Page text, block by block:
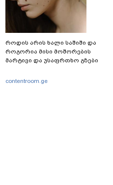
როდის არის ხალი საშიში და
როგორია მისი მოშორების
მარტივი და უსაფრთხო გზები
contentroom.ge